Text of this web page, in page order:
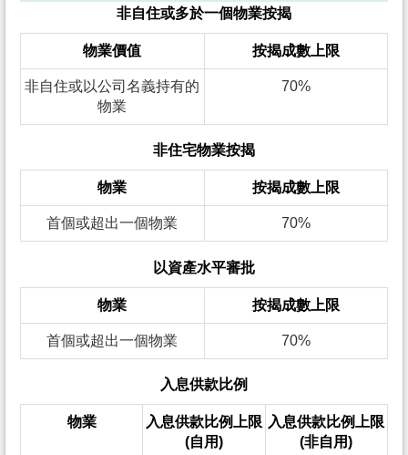
非自住或多於一個物業按揭
物業價值 按揭成數上限
非自住或以公司名義持有的
物業
70%
非住宅物業按揭
物業 按揭成數上限
首個或超出一個物業 70%
以資產水平審批
物業 按揭成數上限
首個或超出一個物業 70%
入息供款比例
物業
入息供款比例上限
(自用)
入息供款比例上限
(非自用)